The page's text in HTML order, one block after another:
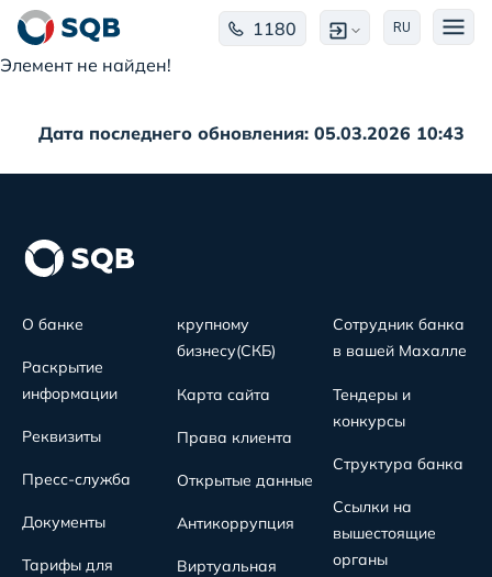
1180 RU
Элемент не найден!
Дата последнего обновления: 05.03.2026 10:43
О банке
Раскрытие
информации
Реквизиты
Пресс-служба
Документы
Тарифы для
крупному
бизнесу(СКБ)
Карта сайта
Права клиента
Открытые данные
Антикоррупция
Виртуальная
Сотрудник банка
в вашей Махалле
Тендеры и
конкурсы
Структура банка
Ссылки на
вышестоящие
органы